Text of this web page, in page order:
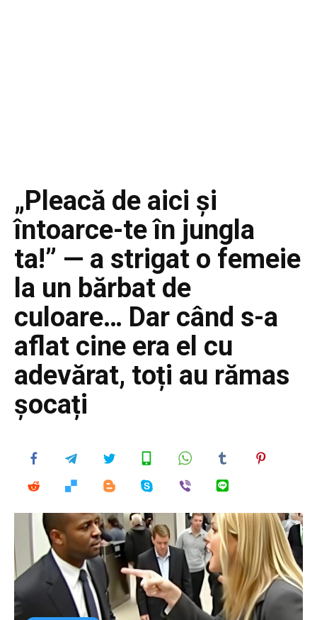
„Pleacă de aici și
întoarce-te în jungla
ta!” — a strigat o femeie
la un bărbat de
culoare… Dar când s-a
aflat cine era el cu
adevărat, toți au rămas
șocați